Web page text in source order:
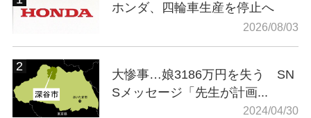
ホンダ、四輪車生産を停止へ
2026/08/03
大惨事…娘3186万円を失う SN
Sメッセージ「先生が計画...
2024/04/30